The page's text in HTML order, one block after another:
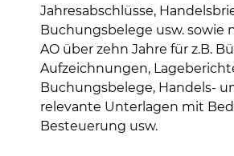
Jahresabschlüsse,
Buchungsbelege usw. sowie
AO über zehn Jahre für z.B.
Aufzeichnungen,
Buchungsbelege, Handels-
relevante Unterlagen mit
Besteuerung usw.